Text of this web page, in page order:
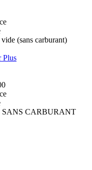
(sans carburant)
Plus
SANS CARBURANT